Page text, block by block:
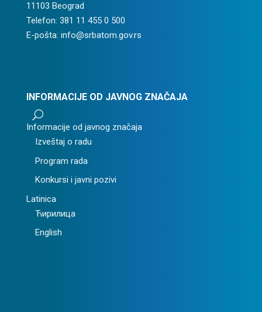
11103 Beograd
Telefon: 381 11 455 0 500
E-pošta: info@srbatom.gov.rs
INFORMACIJE OD JAVNOG ZNAČAJA
U
Informacije od javnog značaja
Izveštaj o radu
Program rada
Konkursi i javni pozivi
Latinica
Ћирилица
English